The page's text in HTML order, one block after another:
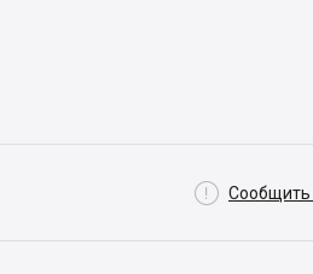
 Сообщить